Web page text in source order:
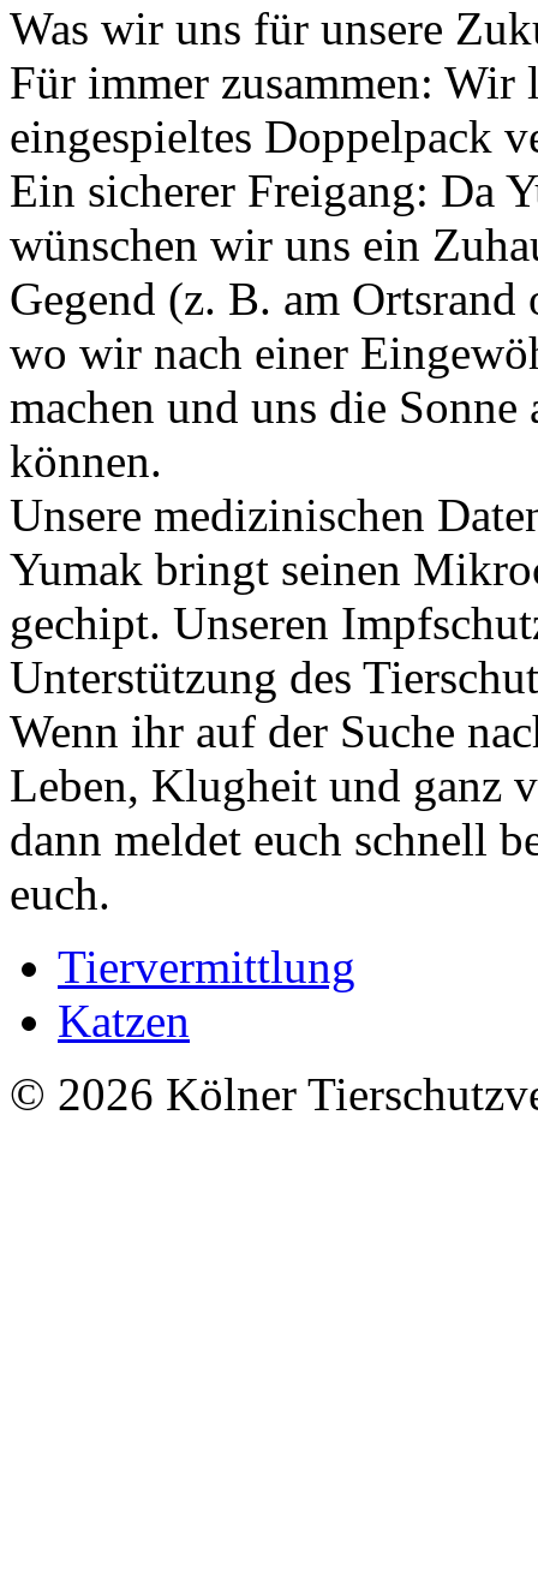
Was wir uns für unsere
Für immer zusammen: Wir
eingespieltes Doppelpack
Ein sicherer Freigang: Da
wünschen wir uns ein
Gegend (z. B. am
wo wir nach einer
machen und uns die Sonne
können.
Unsere medizinischen
Yumak bringt seinen
gechipt. Unseren
Unterstützung des
Wenn ihr auf der Suche
Leben, Klugheit und ganz
dann meldet euch schnell
euch.
Tiervermittlung
Katzen
© 2026 Kölner